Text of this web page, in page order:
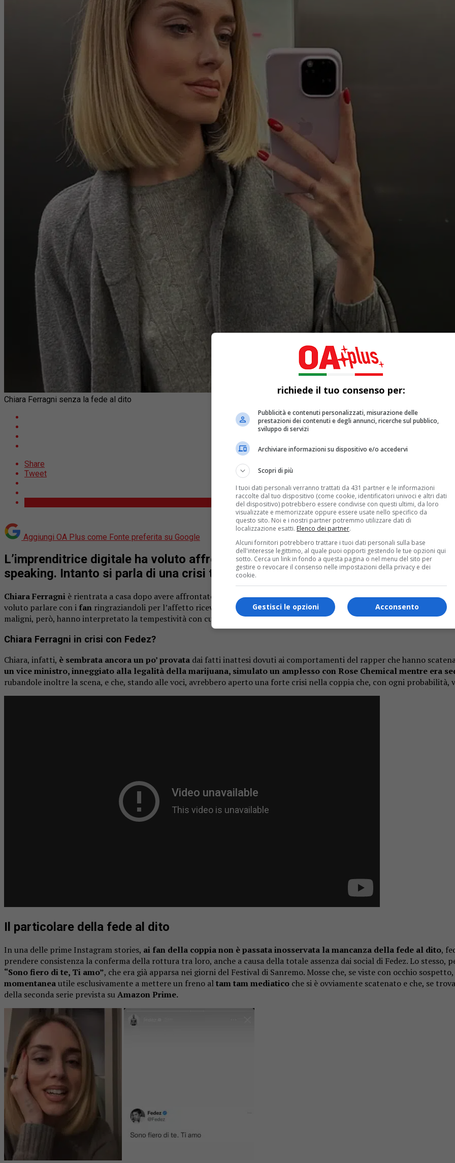
Chiara Ferragni senza la fede al dito
Share
Tweet
Aggiungi OA Plus come Fonte preferita su Google
L’imprenditrice digitale ha voluto affrontare al meglio la sua prima esperienza
speaking. Intanto si parla di una crisi tra lei e Fedez
Chiara Ferragni è rientrata a casa dopo avere affrontato la sua prima volta sul palco di Sanremo e, come prima cosa
voluto parlare con i fan ringraziandoli per l’affetto ricevuto e regalando loro alcuniparticolari ineditidi questa
maligni, però, hanno interpretato la tempestività con cui non si è mostrata al fianco di Fedez come un brutto segnale.
Chiara Ferragni in crisi con Fedez?
Chiara, infatti, è sembrata ancora un po’ provata dai fatti inattesi dovuti ai comportamenti del rapper che hanno
un vice ministro, inneggiato alla legalità della marijuana, simulato un amplesso con Rose Chemical mentre era
rubandole inoltre la scena, e che, stando alle voci, avrebbero aperto una forte crisi nella coppia che, con ogni probabilità,
Il particolare della fede al dito
In una delle prime Instagram stories, ai fan della coppia non è passata inosservata la mancanza della fede al dito,
prendere consistenza la conferma della rottura tra loro, anche a causa della totale assenza dai social di Fedez. Lo stesso,
“Sono fiero di te, Ti amo”, che era già apparsa nei giorni del Festival di Sanremo. Mosse che, se viste con occhio
momentaneautile esclusivamente a mettere un freno altam tam mediatico che si è ovviamente scatenato e che, se
della seconda serie prevista su Amazon Prime.
richiede il tuo consenso per:
Pubblicità e contenuti personalizzati, misurazione delle
prestazioni dei contenuti e degli annunci, ricerche sul pubblico,
sviluppo di servizi
Archiviare informazioni su dispositivo e/o accedervi
Scopri di più
I tuoi dati personali verranno trattati da 431 partner e le informazioni
raccolte dal tuo dispositivo (come cookie, identificatori univoci e altri dati
del dispositivo) potrebbero essere condivise con questi ultimi, da loro
visualizzate e memorizzate oppure essere usate nello specifico da
questo sito. Noi e i nostri partner potremmo utilizzare dati di
localizzazione esatti. Elenco dei partner.
Alcuni fornitori potrebbero trattare i tuoi dati personali sulla base
dell'interesse legittimo, al quale puoi opporti gestendo le tue opzioni qui
sotto. Cerca un link in fondo a questa pagina o nel menu del sito per
gestire o revocare il consenso nelle impostazioni della privacy e dei
cookie.
Acconsento
Gestisci le opzioni